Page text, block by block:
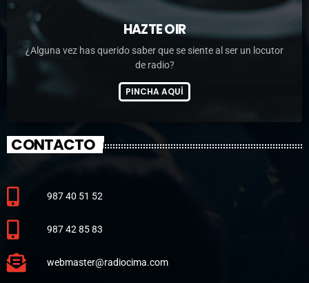
HAZTE OIR
¿Alguna vez has querido saber que se siente al ser un locutor
de radio?
PINCHA AQUÍ
CONTACTO
987 40 51 52
987 42 85 83
webmaster@radiocima.com